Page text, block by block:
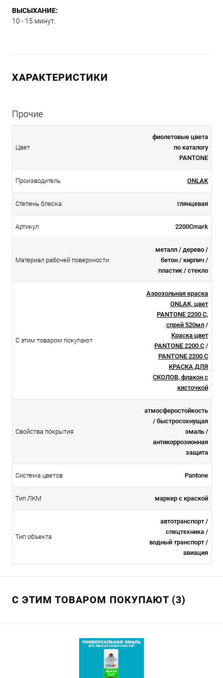
ВЫСЫХАНИЕ:
10 - 15 минут.
ХАРАКТЕРИСТИКИ
Прочие
Цвет
фиолетовые цвета
по каталогу
PANTONE
Производитель ONLAK
Степень блеска глянцевая
Артикул 2200Cmark
Материал рабочей поверхности
металл / дерево /
бетон / кирпич /
пластик / стекло
С этим товаром покупают
Аэрозольная краска
ONLAK, цвет
PANTONE 2200 C,
спрей 520мл /
Краска цвет
PANTONE 2200 C /
PANTONE 2200 C
КРАСКА ДЛЯ
СКОЛОВ, флакон с
кисточкой
Свойства покрытия
атмосферостойкоcть
/ быстросохнущая
эмаль /
антикоррозионная
защита
Система цветов Pantone
Тип ЛКМ маркер с краской
Тип объекта
автотранспорт /
спецтехника /
водный транспорт /
авиация
С ЭТИМ ТОВАРОМ ПОКУПАЮТ (3)